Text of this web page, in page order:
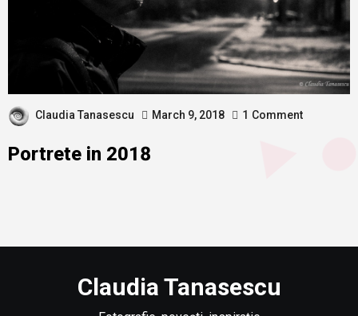
Claudia Tanasescu March 9, 2018 1 Comment
Portrete in 2018
Claudia Tanasescu